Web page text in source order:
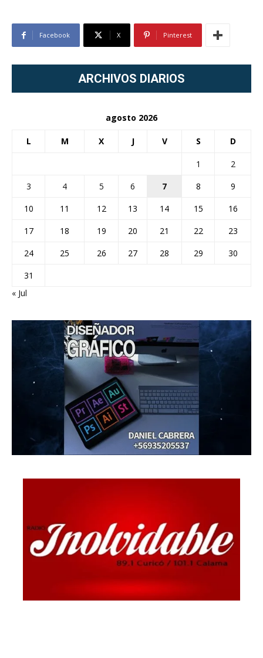
Facebook X Pinterest
ARCHIVOS DIARIOS
agosto 2026
L M X J V S D
1
2
3
4 5 6 7 8
9
10
11 12 13 14 15
16
17
18 19 20 21 22
23
24
25 26 27 28 29
30
31
« Jul